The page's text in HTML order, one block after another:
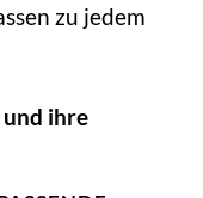
zu jedem
und ihre